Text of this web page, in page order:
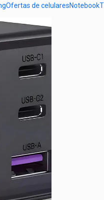
Ofertas de celularesNotebook